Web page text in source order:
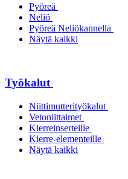
Pyöreä
Neliö
Pyöreä Neliökannella
Näytä kaikki
Työkalut
Niittimutterityökalut
Vetoniittaimet
Kierreinserteille
Kierre-elementeille
Näytä kaikki